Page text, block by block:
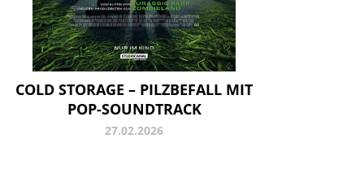
COLD STORAGE – PILZBEFALL MIT
POP-SOUNDTRACK
27.02.2026